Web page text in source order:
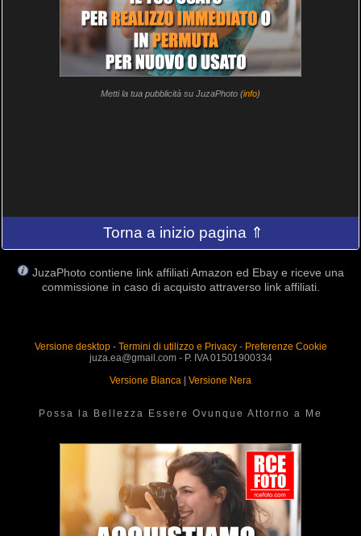
Metti la tua pubblicità su JuzaPhoto (info)
Torna a inizio pagina ⇑
JuzaPhoto contiene link affiliati Amazon ed Ebay e riceve una
commissione in caso di acquisto attraverso link affiliati.
Versione desktop- Termini di utilizzo e Privacy- Preferenze Cookie
juza.ea@gmail.com - P. IVA 01501900334
Versione Bianca
Versione Nera
Possa la Bellezza Essere Ovunque Attorno a Me